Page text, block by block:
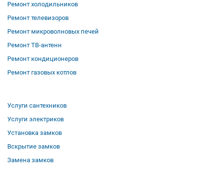
Ремонт холодильников
Ремонт телевизоров
Ремонт микроволновых печей
Ремонт ТВ-антенн
Ремонт кондиционеров
Ремонт газовых котлов
Услуги сантехников
Услуги электриков
Установка замков
Вскрытие замков
Замена замков